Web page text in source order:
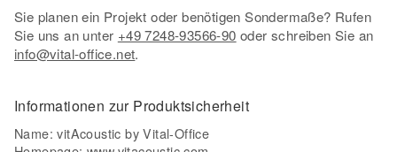
Sie planen ein Projekt oder benötigen Sondermaße? Rufen
Sie uns an unter +49 7248-93566-90 oder schreiben Sie an
info@vital-office.net.
Informationen zur Produktsicherheit
Name: vitAcoustic by Vital-Office